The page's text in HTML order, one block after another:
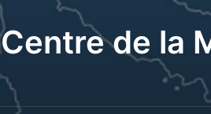
Centre de la